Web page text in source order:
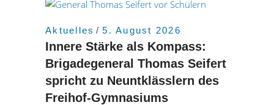
Aktuelles 5. August 2026
Innere Stärke als Kompass:
Brigadegeneral Thomas Seifert
spricht zu Neuntklässlern des
Freihof-Gymnasiums